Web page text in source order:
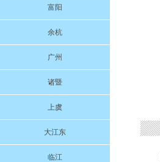
富阳
余杭
广州
诸暨
上虞
大江东
临江